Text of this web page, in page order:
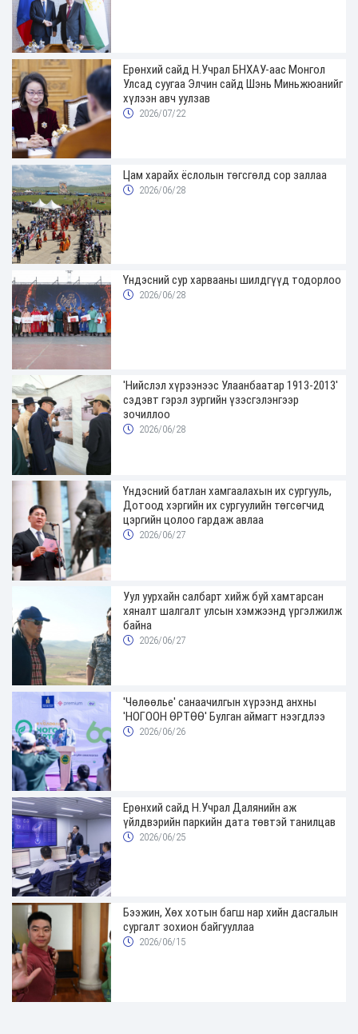
Ерөнхий сайд Н.Учрал БНХАУ-аас Монгол
Улсад суугаа Элчин сайд Шэнь Миньжюанийг
хүлээн авч уулзав
2026/07/22
Цам харайх ёслолын төгсгөлд сор заллаа
2026/06/28
Үндэсний сур харвааны шилдгүүд тодорлоо
2026/06/28
'Нийслэл хүрээнээс Улаанбаатар 1913-2013'
сэдэвт гэрэл зургийн үзэсгэлэнгээр
зочиллоо
2026/06/28
Үндэсний батлан хамгаалахын их сургууль,
Дотоод хэргийн их сургуулийн төгсөгчид
цэргийн цолоо гардаж авлаа
2026/06/27
Уул уурхайн салбарт хийж буй хамтарсан
хяналт шалгалт улсын хэмжээнд үргэлжилж
байна
2026/06/27
'Чөлөөлье' санаачилгын хүрээнд анхны
'НОГООН ӨРТӨӨ' Булган аймагт нээгдлээ
2026/06/26
Ерөнхий сайд Н.Учрал Далянийн аж
үйлдвэрийн паркийн дата төвтэй танилцав
2026/06/25
Бээжин, Хөх хотын багш нар хийн дасгалын
сургалт зохион байгууллаа
2026/06/15